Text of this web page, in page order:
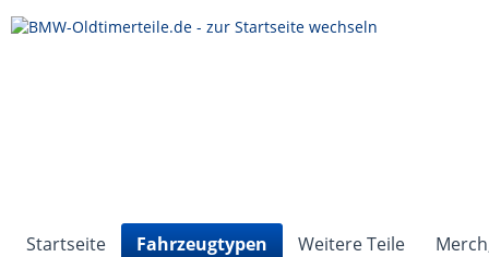
Startseite Fahrzeugtypen Weitere Teile